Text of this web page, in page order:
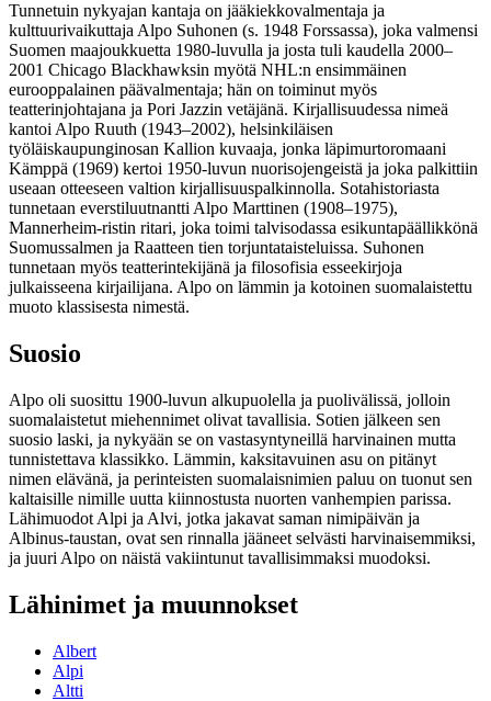
Tunnetuin nykyajan kantaja on jääkiekkovalmentaja ja
kulttuurivaikuttaja Alpo Suhonen (s. 1948 Forssassa), joka valmensi
Suomen maajoukkuetta 1980-luvulla ja josta tuli kaudella 2000–
2001 Chicago Blackhawksin myötä NHL:n ensimmäinen
eurooppalainen päävalmentaja; hän on toiminut myös
teatterinjohtajana ja Pori Jazzin vetäjänä. Kirjallisuudessa nimeä
kantoi Alpo Ruuth (1943–2002), helsinkiläisen
työläiskaupunginosan Kallion kuvaaja, jonka läpimurtoromaani
Kämppä (1969) kertoi 1950-luvun nuorisojengeistä ja joka palkittiin
useaan otteeseen valtion kirjallisuuspalkinnolla. Sotahistoriasta
tunnetaan everstiluutnantti Alpo Marttinen (1908–1975),
Mannerheim-ristin ritari, joka toimi talvisodassa esikuntapäällikkönä
Suomussalmen ja Raatteen tien torjuntataisteluissa. Suhonen
tunnetaan myös teatterintekijänä ja filosofisia esseekirjoja
julkaisseena kirjailijana. Alpo on lämmin ja kotoinen suomalaistettu
muoto klassisesta nimestä.
Suosio
Alpo oli suosittu 1900-luvun alkupuolella ja puolivälissä, jolloin
suomalaistetut miehennimet olivat tavallisia. Sotien jälkeen sen
suosio laski, ja nykyään se on vastasyntyneillä harvinainen mutta
tunnistettava klassikko. Lämmin, kaksitavuinen asu on pitänyt
nimen elävänä, ja perinteisten suomalaisnimien paluu on tuonut sen
kaltaisille nimille uutta kiinnostusta nuorten vanhempien parissa.
Lähimuodot Alpi ja Alvi, jotka jakavat saman nimipäivän ja
Albinus-taustan, ovat sen rinnalla jääneet selvästi harvinaisemmiksi,
ja juuri Alpo on näistä vakiintunut tavallisimmaksi muodoksi.
Lähinimet ja muunnokset
Albert
Alpi
Altti